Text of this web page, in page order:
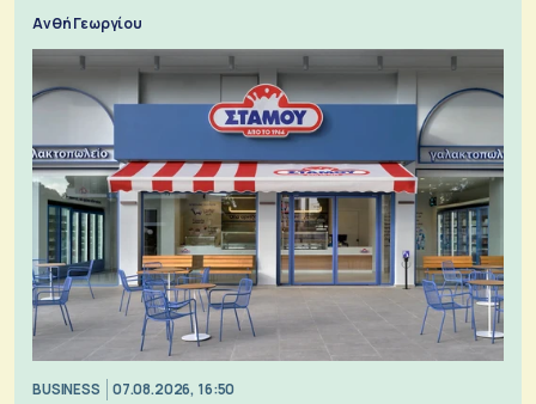
Ανθή Γεωργίου
BUSINESS 07.08.2026, 16:50